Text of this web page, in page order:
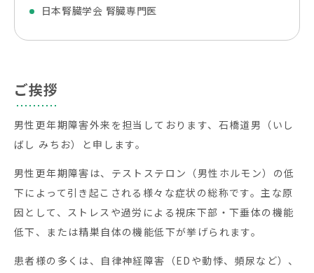
日本腎臓学会 腎臓専門医
ご挨拶
男性更年期障害外来を担当しております、石橋道男（いし
ばし みちお）と申します。
男性更年期障害は、テストステロン（男性ホルモン）の低
下によって引き起こされる様々な症状の総称です。主な原
因として、ストレスや過労による視床下部・下垂体の機能
低下、または精巣自体の機能低下が挙げられます。
患者様の多くは、自律神経障害（EDや動悸、頻尿など）、